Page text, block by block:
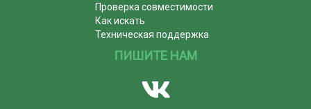
Проверка совместимости
Как искать
Техническая поддержка
ПИШИТЕ НАМ